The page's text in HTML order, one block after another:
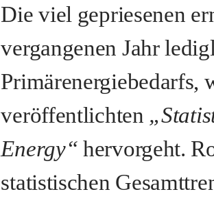
Die viel gepriesenen
vergangenen Jahr
Primärenergiebedarfs,
veröffentlichten
Energy“ hervorgeht.
statistischen